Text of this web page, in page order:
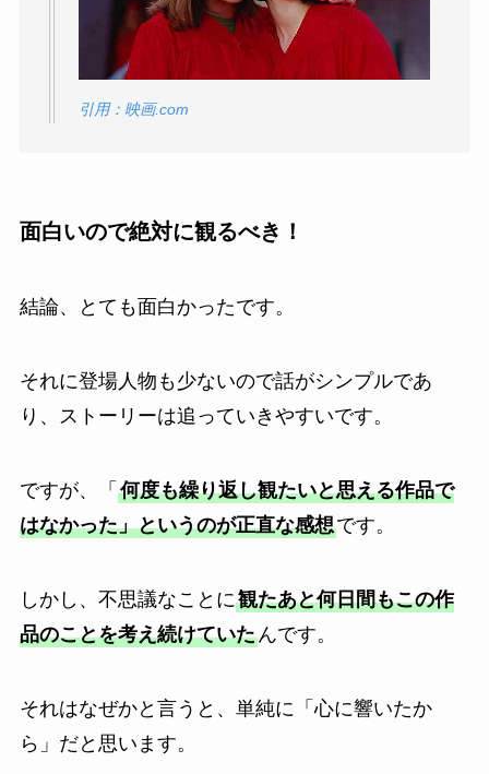
引用：映画.com
面白いので絶対に観るべき！
結論、とても面白かったです。
それに登場人物も少ないので話がシンプルであ
り、ストーリーは追っていきやすいです。
ですが、「 何度も繰り返し観たいと思える作品で
はなかった」というのが正直な感想です。
しかし、不思議なことに観たあと何日間もこの作
品のことを考え続けていたんです。
それはなぜかと言うと、単純に「心に響いたか
ら」だと思います。